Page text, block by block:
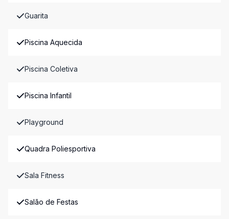
Guarita
Piscina Aquecida
Piscina Coletiva
Piscina Infantil
Playground
Quadra Poliesportiva
Sala Fitness
Salão de Festas